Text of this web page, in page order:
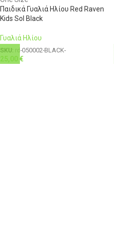
Παιδικά Γυαλιά Ηλίου Red Raven
Kids Sol Black
Γυαλιά Ηλίου
SKU: rd-050002-BLACK-
25,00 €